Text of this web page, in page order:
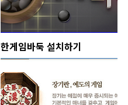
한게임바둑 설치하기